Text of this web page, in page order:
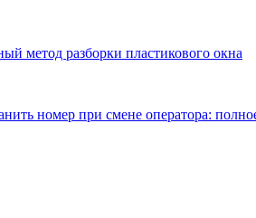
метод разборки пластикового окна
номер при смене оператора: